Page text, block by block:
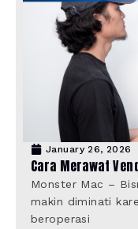
January 26, 2026
Cara Merawat
Monster Mac –
makin diminati
beroperasi